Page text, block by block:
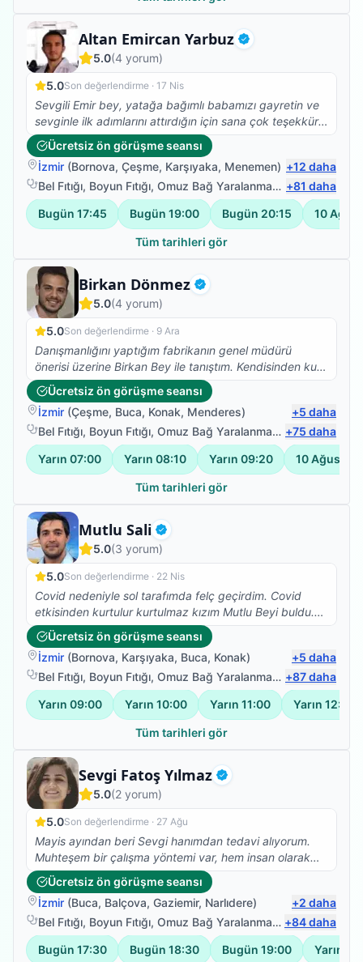
iletiyorum, RABBİM her daim sizinle olsun.
Altan Emircan Yarbuz Doğrulanmış
Fizyoterapist
5.0(4 yorum)
5.0Son değerlendirme · 17 Nis
Sevgili Emir bey, yatağa bağımlı babamızı gayretin ve
sevginle ilk adımlarını attırdığın için sana çok teşekkür
ederiz. Yolun açık olsun...
Ücretsiz ön görüşme seansı
İzmir (Bornova, Çeşme, Karşıyaka, Menemen) +12 daha
Bel Fıtığı, Boyun Fıtığı, Omuz Bağ Yaralanması ,Protez
+81 daha
Bugün 17:45 Bugün 19:00 Bugün 20:15 10
Tüm tarihleri gör
Birkan Dönmez Doğrulanmış
Fizyoterapist
5.0(4 yorum)
5.0Son değerlendirme · 9 Ara
Danışmanlığını yaptığım fabrikanın genel müdürü
önerisi üzerine Birkan Bey ile tanıştım. Kendisinden kuru
iğne tedavisi aldım ve ilk seansta bile ağrılarımı hafifletti
işinde tecrübeli ve gönül rahatlığı ile herkese tavsiye
edebilirim.
Ücretsiz ön görüşme seansı
İzmir (Çeşme, Buca, Konak, Menderes) +5 daha
Bel Fıtığı, Boyun Fıtığı, Omuz Bağ Yaralanması ,Protez
+75 daha
Yarın 07:00 Yarın 08:10 Yarın 09:20 10 Ağustos
Tüm tarihleri gör
Mutlu Sali Doğrulanmış
Fizyoterapist
5.0(3 yorum)
5.0Son değerlendirme · 22 Nis
Covid nedeniyle sol tarafımda felç geçirdim. Covid
etkisinden kurtulur kurtulmaz kızım Mutlu Beyi buldu.
Iyi ki de bulmuş, çok ilgili , bilgili , hastasına özen
gösteren , beyefendi ,şahane bir insan. Kızım her yerde
anlatıyor ve öneriyor. Tanışmaktan ve birlikte çalışıyor
olmaktan cok memnunum. Sadece denge sorunum
kaldı ancak bacağım ve kolum işler halde. Saygılar
kendisine
Ücretsiz ön görüşme seansı
İzmir (Bornova, Karşıyaka, Buca, Konak) +5 daha
Bel Fıtığı, Boyun Fıtığı, Omuz Bağ Yaralanması ,Protez
+87daha
Yarın 09:00 Yarın 10:00 Yarın 11:00 Yarın 12:00
Tüm tarihleri gör
Sevgi Fatoş Yılmaz Doğrulanmış
Fizyoterapist
5.0(2 yorum)
5.0Son değerlendirme · 27 Ağu
Mayis ayından beri Sevgi hanımdan tedavi alıyorum.
Muhteşem bir çalışma yöntemi var, hem insan olarak
hemde profesyonel olarak çok taktir ediyorum. Ve
kesinlikle fizik tedavi, Kuru iğne, eksersiz ihtiyacı olan
herkese tavsiye ediyorum.
Ücretsiz ön görüşme seansı
İzmir (Buca, Balçova, Gaziemir, Narlıdere) +2 daha
Bel Fıtığı, Boyun Fıtığı, Omuz Bağ Yaralanması ,Protez
+84daha
Bugün 17:30 Bugün 18:30 Bugün 19:00 Yarın